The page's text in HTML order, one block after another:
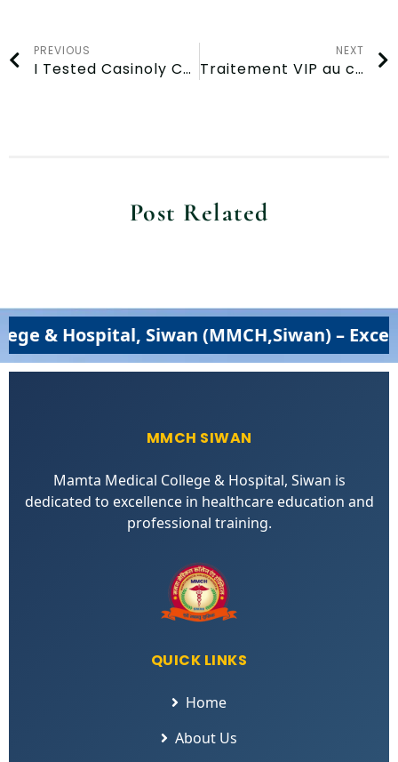
PREVIOUS
I Tested Casinoly Casino In Maintenance Period The Outcome in Canada
NEXT
Traitement VIP au casino Spinanga : est-ce que ça vaut le coup de s’inscrire en Belgique ?
Post Related
Siwan (MMCH,Siwan) – Excellence in
MMCH SIWAN
Mamta Medical College & Hospital, Siwan is
dedicated to excellence in healthcare education and
professional training.
QUICK LINKS
Home
About Us